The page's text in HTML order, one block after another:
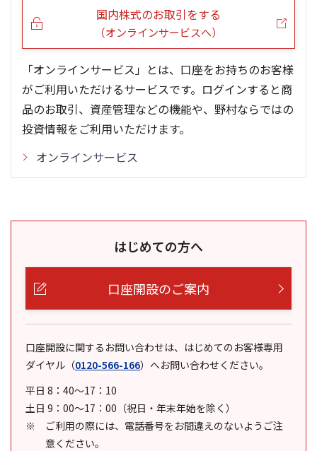
国内株式のお取引をする
（オンラインサービスへ）
「オンラインサービス」とは、口座をお持ちのお客様
がご利用いただけるサービスです。ログインすると商
品のお取引、資産管理などの機能や、野村ならではの
投資情報をご利用いただけます。
オンラインサービス
はじめての方へ
口座開設のご案内
口座開設に関するお問い合わせは、はじめてのお客様専用
ダイヤル （0120-566-166） へお問い合わせください。
平日 8：40～17：10
土日 9：00～17：00（祝日・年末年始を除く）
ご利用の際には、電話番号をお間違えのないようご注
意ください。